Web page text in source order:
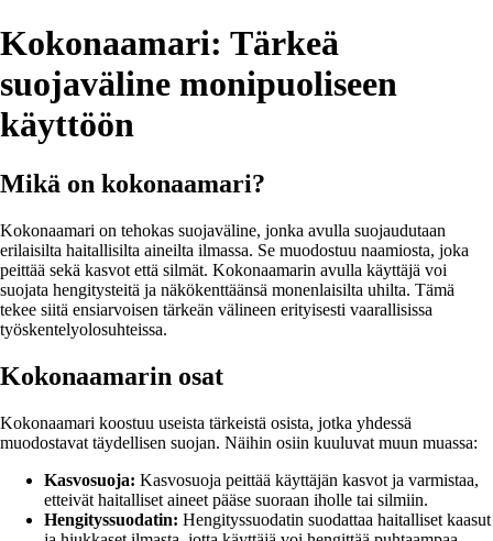
Kokonaamari: Tärkeä
suojaväline monipuoliseen
käyttöön
Mikä on kokonaamari?
Kokonaamari on tehokas suojaväline, jonka avulla suojaudutaan
erilaisilta haitallisilta aineilta ilmassa. Se muodostuu naamiosta, joka
peittää sekä kasvot että silmät. Kokonaamarin avulla käyttäjä voi
suojata hengitysteitä ja näkökenttäänsä monenlaisilta uhilta. Tämä
tekee siitä ensiarvoisen tärkeän välineen erityisesti vaarallisissa
työskentelyolosuhteissa.
Kokonaamarin osat
Kokonaamari koostuu useista tärkeistä osista, jotka yhdessä
muodostavat täydellisen suojan. Näihin osiin kuuluvat muun muassa:
Kasvosuoja: Kasvosuoja peittää käyttäjän kasvot ja varmistaa,
etteivät haitalliset aineet pääse suoraan iholle tai silmiin.
Hengityssuodatin: Hengityssuodatin suodattaa haitalliset kaasut